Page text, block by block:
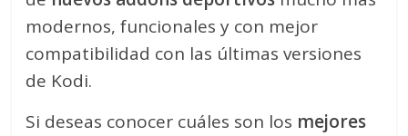
modernos, funcionales y con mejor
compatibilidad con las últimas versiones
de Kodi.
Si deseas conocer cuáles son los mejores